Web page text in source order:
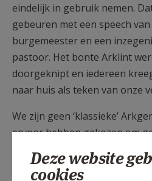
eindelijk in gebruik nemen.
gebeuren met een speech
burgemeester en een
pastoor. Het bonte Arklint
doorgeknipt en iedereen
naar huis als teken van onze
We zijn geen ‘klassieke’
ervoor hebben gekozen om
hebben (die nood leeft niet
willen wel regelmatig als
Deze website
cookies